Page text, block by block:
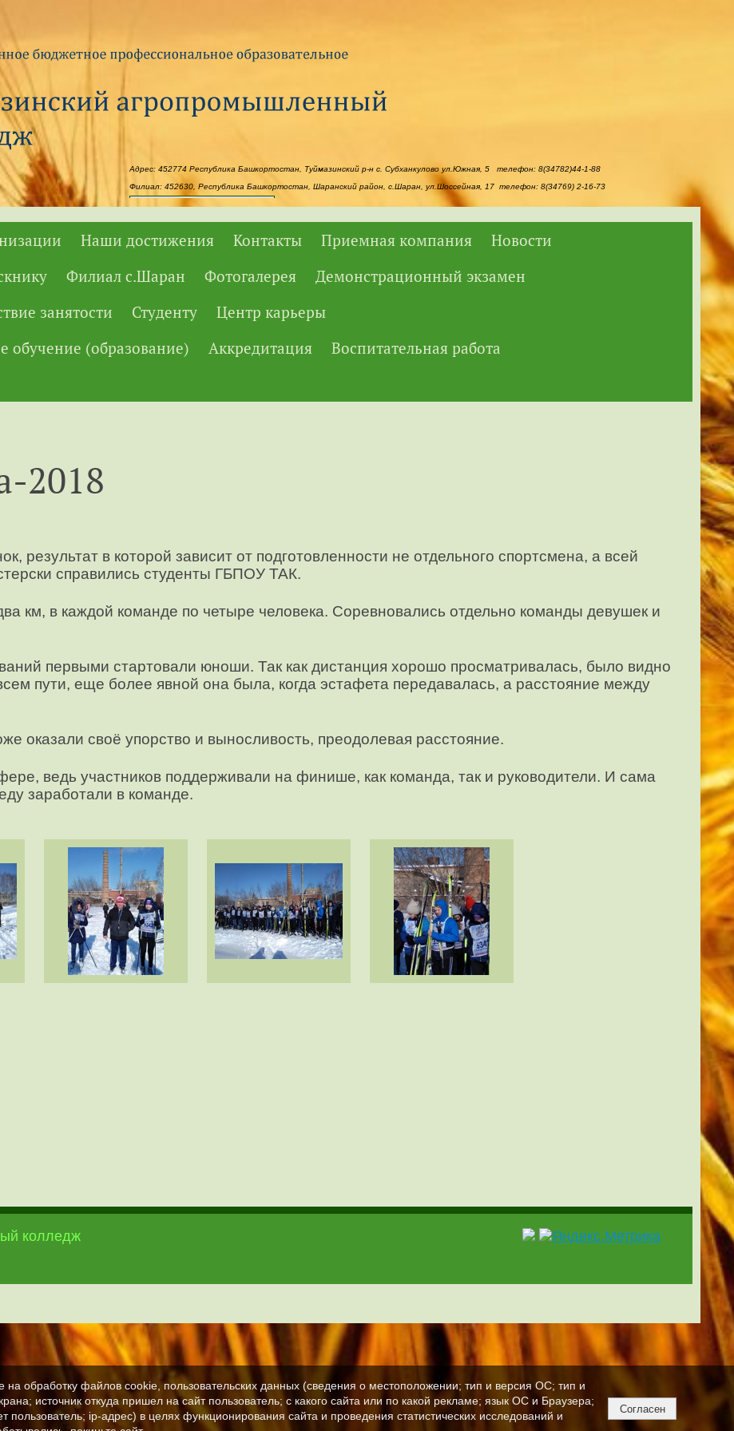
Адрес: 452774 Республика Башкортостан, Туймазинский р-н с. Субханкулово ул.Южная, 5 телефон: 8(34782)44-1-88
Филиал: 452630, Республика Башкортостан, Шаранский район, с.Шаран, ул.Шоссейная, 17 телефон: 8(34769) 2-16-73
Powered by Translate
Наши достижения Контакты Приемная компания
Новости
Филиал с.Шаран Фотогалерея
Демонстрационный экзамен
занятости Студенту
Центр карьеры
обучение (образование)
Аккредитация
Воспитательная работа
2018
результат в которой зависит от подготовленности не отдельного спортсмена, а всей
справились студенты ГБПОУ ТАК.
км, в каждой команде по четыре человека. Соревновались отдельно команды девушек и
первыми стартовали юноши. Так как дистанция хорошо просматривалась, было видно
пути, еще более явной она была, когда эстафета передавалась, а расстояние между
оказали своё упорство и выносливость, преодолевая расстояние.
ведь участников поддерживали на финише, как команда, так и руководители. И сама
заработали в команде.
колледж
на обработку файлов cookie, пользовательских данных (сведения о местоположении; тип и версия ОС; тип и
источник откуда пришел на сайт пользователь; с какого сайта или по какой рекламе; язык ОС и Браузера;
пользователь; ip-адрес) в целях функционирования сайта и проведения статистических исследований и
Согласен